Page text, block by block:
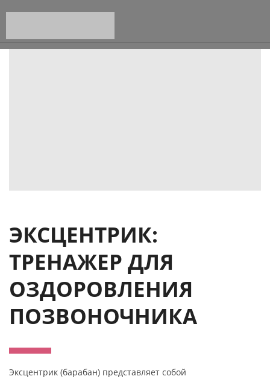
ЭКСЦЕНТРИК:
ТРЕНАЖЕР ДЛЯ
ОЗДОРОВЛЕНИЯ
ПОЗВОНОЧНИКА
Эксцентрик (барабан) представляет собой